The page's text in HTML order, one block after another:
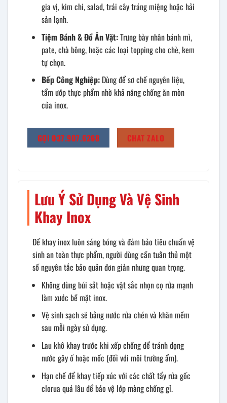
gia vị, kim chi, salad, trái cây tráng miệng hoặc hải
sản lạnh.
Tiệm Bánh & Đồ Ăn Vặt:Trưng bày nhân bánh mì,
pate, chà bông, hoặc các loại topping cho chè, kem
tự chọn.
Bếp Công Nghiệp: Dùng để sơ chế nguyên liệu,
tẩm ướp thực phẩm nhờ khả năng chống ăn mòn
của inox.
GỌI 037.907.6268 CHAT ZALO
Lưu Ý Sử Dụng Và Vệ Sinh
Khay Inox
Để khay inox luôn sáng bóng và đảm bảo tiêu chuẩn vệ
sinh an toàn thực phẩm, người dùng cần tuân thủ một
số nguyên tắc bảo quản đơn giản nhưng quan trọng.
Không dùng búi sắt hoặc vật sắc nhọn cọ rửa mạnh
làm xước bề mặt inox.
Vệ sinh sạch sẽ bằng nước rửa chén và khăn mềm
sau mỗi ngày sử dụng.
Lau khô khay trước khi xếp chồng để tránh đọng
nước gây ố hoặc mốc (đối với môi trường ẩm).
Hạn chế để khay tiếp xúc với các chất tẩy rửa gốc
clorua quá lâu để bảo vệ lớp màng chống gỉ.